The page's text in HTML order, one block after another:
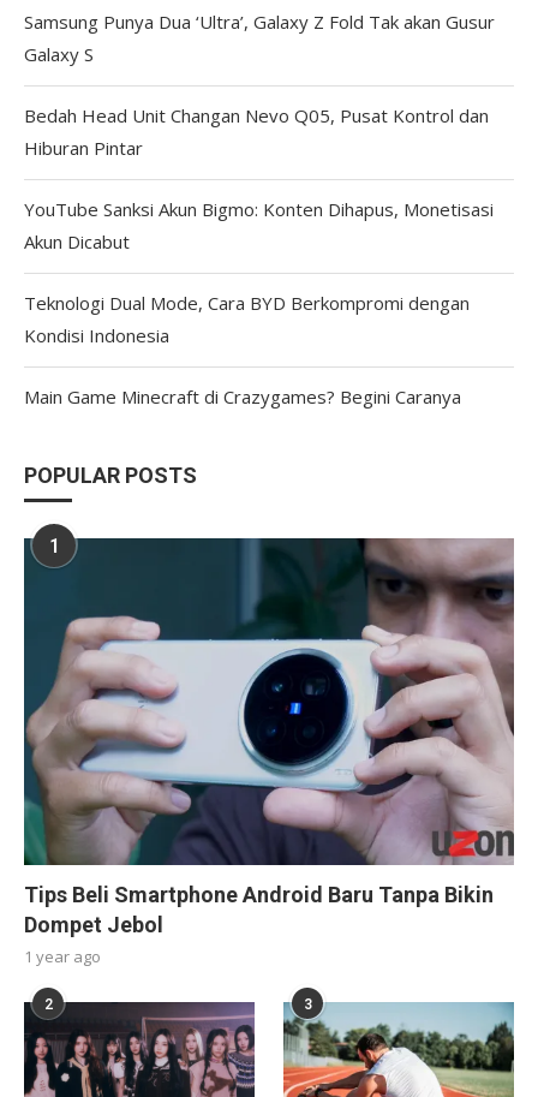
Samsung Punya Dua ‘Ultra’, Galaxy Z Fold Tak akan Gusur
Galaxy S
Bedah Head Unit Changan Nevo Q05, Pusat Kontrol dan
Hiburan Pintar
YouTube Sanksi Akun Bigmo: Konten Dihapus, Monetisasi
Akun Dicabut
Teknologi Dual Mode, Cara BYD Berkompromi dengan
Kondisi Indonesia
Main Game Minecraft di Crazygames? Begini Caranya
POPULAR POSTS
1
Tips Beli Smartphone Android Baru Tanpa Bikin
Dompet Jebol
1 year ago
2 3